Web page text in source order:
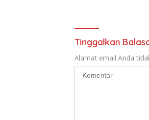
Tinggalkan
Alamat email Anda